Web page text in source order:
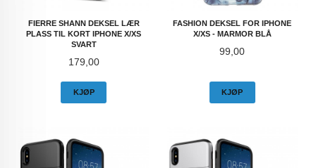
FIERRE SHANN DEKSEL LÆR
PLASS TIL KORT IPHONE X/XS
SVART
Pris
179,00
KJØP
FASHION DEKSEL FOR IPHONE
X/XS - MARMOR BLÅ
Pris
99,00
KJØP